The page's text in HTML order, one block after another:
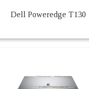
Dell Poweredge T130